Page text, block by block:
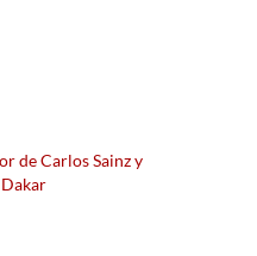
de Carlos Sainz y